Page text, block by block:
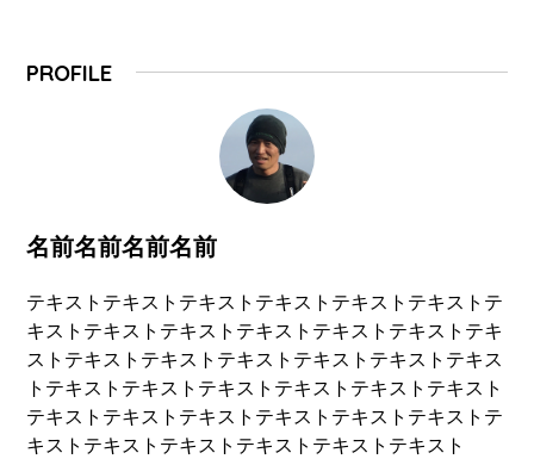
PROFILE
名前名前名前名前
テキストテキストテキストテキストテキストテキストテ
キストテキストテキストテキストテキストテキストテキ
ストテキストテキストテキストテキストテキストテキス
トテキストテキストテキストテキストテキストテキスト
テキストテキストテキストテキストテキストテキストテ
キストテキストテキストテキストテキストテキスト